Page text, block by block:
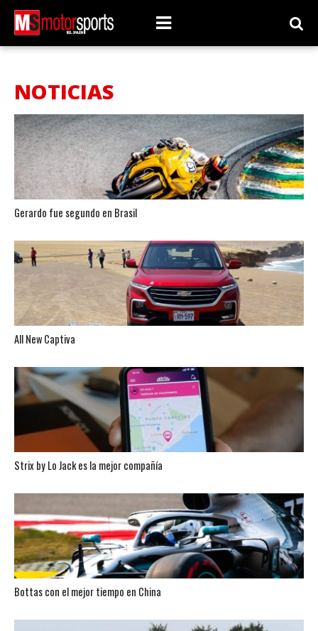
NOTICIAS
Gerardo fue segundo en Brasil
All New Captiva
Strix by Lo Jack es la mejor compañía
Bottas con el mejor tiempo en China